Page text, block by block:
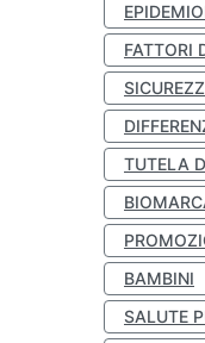
FATTORI
TUTELA
BAMBINI
SALUTE